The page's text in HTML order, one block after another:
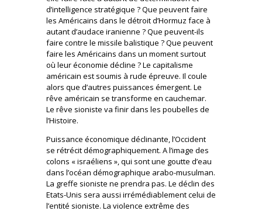
d’intelligence stratégique ? Que peuvent faire
les Américains dans le détroit d’Hormuz face à
autant d’audace iranienne ? Que peuvent-ils
faire contre le missile balistique ? Que peuvent
faire les Américains dans un moment surtout
où leur économie décline ? Le capitalisme
américain est soumis à rude épreuve. Il coule
alors que d’autres puissances émergent. Le
rêve américain se transforme en cauchemar.
Le rêve sioniste va finir dans les poubelles de
l’Histoire.
Puissance économique déclinante, l’Occident
se rétrécit démographiquement. A l’image des
colons « israéliens », qui sont une goutte d’eau
dans l’océan démographique arabo-musulman.
La greffe sioniste ne prendra pas. Le déclin des
Etats-Unis sera aussi irrémédiablement celui de
l’entité sioniste. La violence extrême des